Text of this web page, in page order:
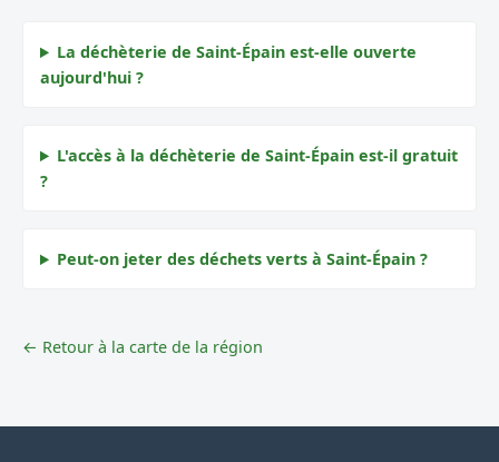
La déchèterie de Saint-Épain est-elle ouverte
aujourd'hui ?
L'accès à la déchèterie de Saint-Épain est-il gratuit
?
Peut-on jeter des déchets verts à Saint-Épain ?
← Retour à la carte de la région